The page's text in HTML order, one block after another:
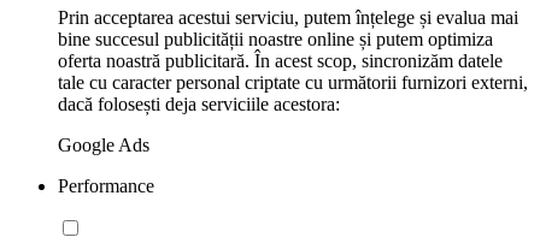
Prin acceptarea acestui serviciu, putem înțelege și evalua mai
bine succesul publicității noastre online și putem optimiza
oferta noastră publicitară. În acest scop, sincronizăm datele
tale cu caracter personal criptate cu următorii furnizori externi,
dacă folosești deja serviciile acestora:
Google Ads
Performance